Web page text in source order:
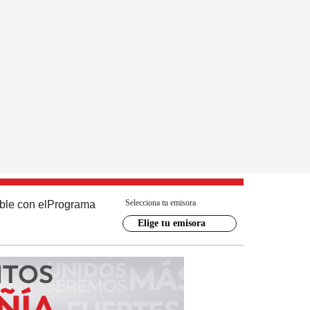
con el Programa Selecciona tu emisora
Elige tu emisora